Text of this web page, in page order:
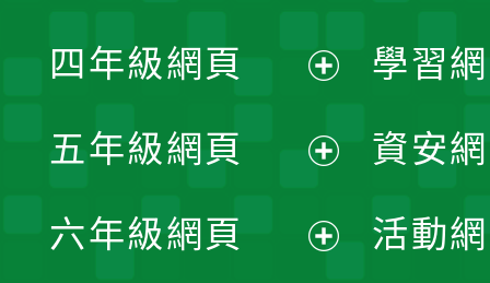
單
選
單
開
選
單
四年級網頁
開
選
五年級網頁
開
六年級網頁
學習
資安
活動